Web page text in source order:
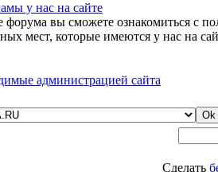
у нас на сайте
форума вы сможете ознакомиться с
мест, которые имеются у нас на
администрацией сайта
Сделать